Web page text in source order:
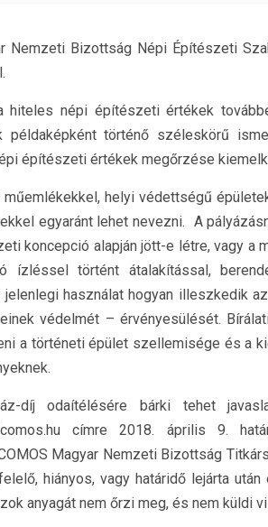
Nemzeti Bizottság Népi Építészeti
népi építészeti értékek
példaképként történő széleskörű
építészeti értékek megőrzése
helyi védettségű
egyaránt lehet nevezni. A
koncepció alapján jött-e létre, vagy a
ízléssel történt átalakítással,
jelenlegi használat hogyan illeszkedik
védelmét – érvényesülését.
a történeti épület szellemisége és a
díj odaítélésére bárki tehet
címre 2018. április 9.
Magyar Nemzeti Bizottság
hiányos, vagy határidő lejárta
anyagát nem őrzi meg, és nem küldi